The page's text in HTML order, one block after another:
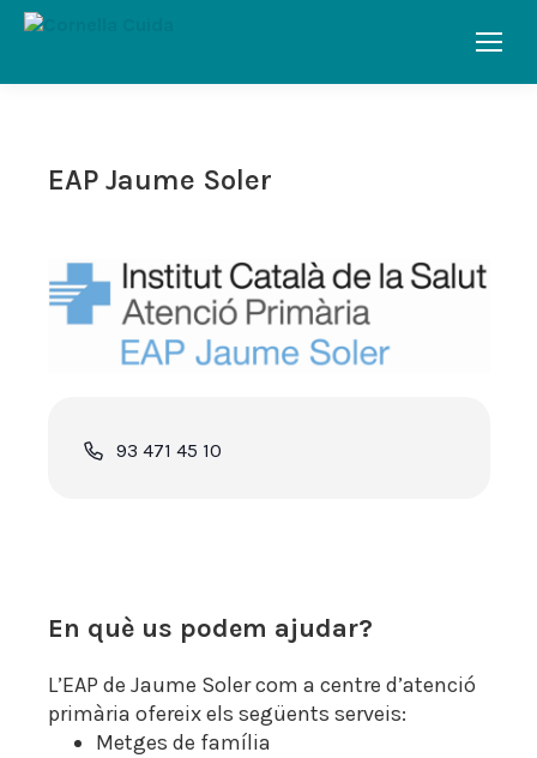
EAP Jaume Soler
Phone
93 471 45 10
En què us podem ajudar?
L’EAP de Jaume Soler com a centre d’atenció
primària ofereix els següents serveis:
Metges de família